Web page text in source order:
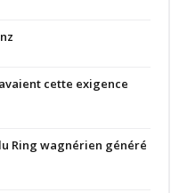
cette exigence
Ring wagnérien généré